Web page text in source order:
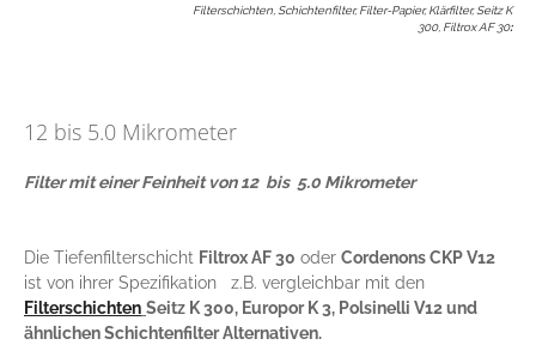
Filterschichten, Schichtenfilter, Filter-Papier, Klärfilter, Seitz K
300, Filtrox AF 30:
12 bis 5.0 Mikrometer
Filter mit einer Feinheit von 12 bis 5.0 Mikrometer
Die Tiefenfilterschicht Filtrox AF 30 oder Cordenons CKP V12
ist von ihrer Spezifikation z.B. vergleichbar mit den
Filterschichten Seitz K 300, Europor K 3, Polsinelli V12 und
ähnlichen Schichtenfilter Alternativen.